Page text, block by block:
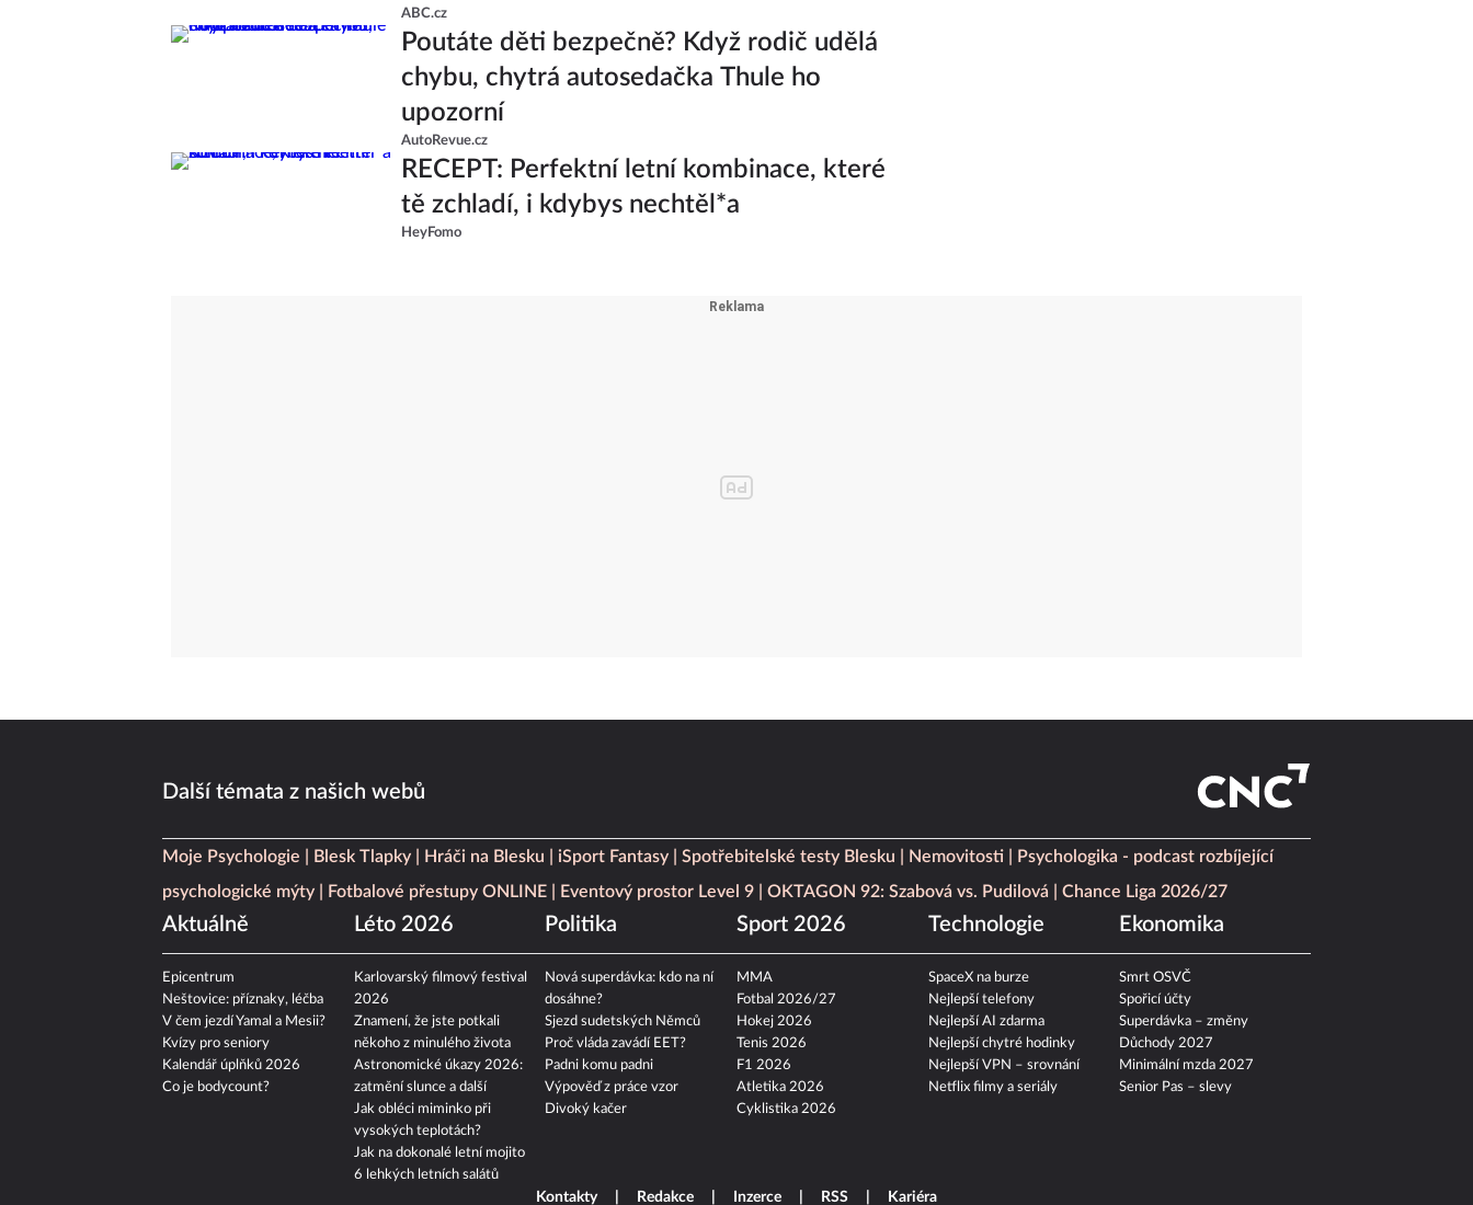
ABC.cz
Poutáte děti bezpečně? Když rodič udělá
chybu, chytrá autosedačka Thule ho
upozorní
AutoRevue.cz
RECEPT: Perfektní letní kombinace, které
tě zchladí, i kdybys nechtěl*a
HeyFomo
Další témata z našich webů
Moje Psychologie Blesk Tlapky Hráči na Blesku iSport Fantasy Spotřebitelské testy Blesku Nemovitosti
Psychologika - podcast rozbíjející
psychologické mýty
Fotbalové přestupy ONLINE Eventový prostor Level 9 OKTAGON 92: Szabová vs. Pudilová Chance Liga 2026/27
Aktuálně
Epicentrum
Neštovice: příznaky, léčba
V čem jezdí Yamal a Mesii?
Kvízy pro seniory
Kalendář úplňků 2026
Co je bodycount?
Léto 2026
Karlovarský filmový festival
2026
Znamení, že jste potkali
někoho z minulého života
Astronomické úkazy 2026:
zatmění slunce a další
Jak obléci miminko při
vysokých teplotách?
Jak na dokonalé letní mojito
6 lehkých letních salátů
Politika
Nová superdávka: kdo na ní
dosáhne?
Sjezd sudetských Němců
Proč vláda zavádí EET?
Padni komu padni
Výpověď z práce vzor
Divoký kačer
Sport 2026
MMA
Fotbal 2026/27
Hokej 2026
Tenis 2026
F1 2026
Atletika 2026
Cyklistika 2026
Technologie
SpaceX na burze
Nejlepší telefony
Nejlepší AI zdarma
Nejlepší chytré hodinky
Nejlepší VPN – srovnání
Netflix filmy a seriály
Ekonomika
Smrt OSVČ
Spořicí účty
Superdávka – změny
Důchody 2027
Minimální mzda 2027
Senior Pas – slevy
Kontakty Redakce Inzerce RSS Kariéra